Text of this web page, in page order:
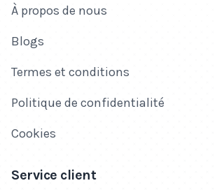
À propos de nous
Blogs
Termes et conditions
Politique de confidentialité
Cookies
Service client